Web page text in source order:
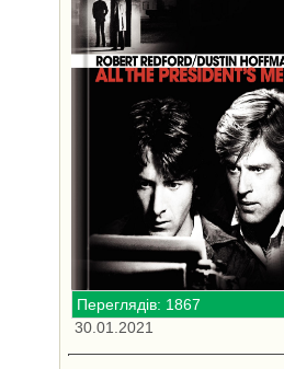
Переглядів: 1867
30.01.2021